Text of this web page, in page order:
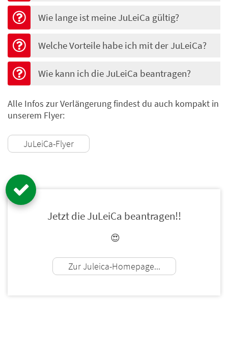
Wie lange ist meine JuLeiCa gültig?
Welche Vorteile habe ich mit der JuLeiCa?
Wie kann ich die JuLeiCa beantragen?
Alle Infos zur Verlängerung findest du auch kompakt in
unserem Flyer:
JuLeiCa-Flyer
Jetzt die JuLeiCa beantragen!!
😍
Zur Juleica-Homepage...